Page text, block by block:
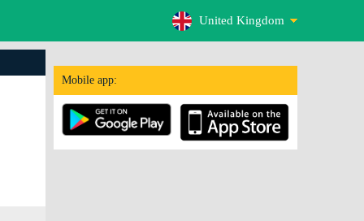
United Kingdom
Mobile app: